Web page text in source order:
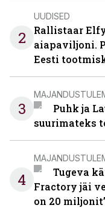
2
UUDISED
Rallistaar
aiapaviljoni.
Eesti
3
Puhk ja
suurimateks
4
Tugeva
Fractory jäi
on 20